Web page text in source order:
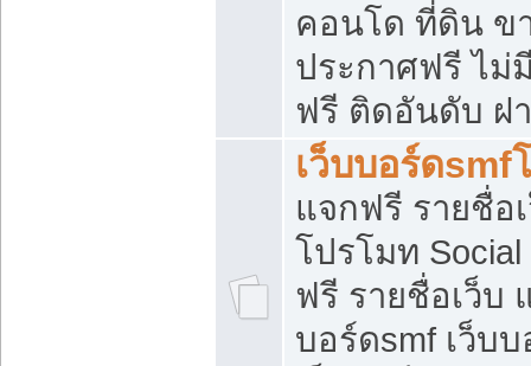
คอนโด ที่ดิน ข
ประกาศฟรี ไม่
ฟรี ติดอันดับ ฝ
เว็บบอร์ดsmf
แจกฟรี รายชื่อ
โปรโมท
ฟรี รายชื่อเว็บ
บอร์ดsmf เว็บ